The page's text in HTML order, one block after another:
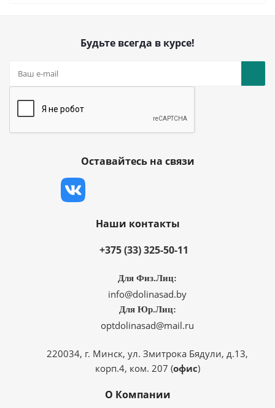
Будьте всегда в курсе!
Оставайтесь на связи
Наши контакты
+375 (33) 325-50-11
Для Физ.Лиц:
info@dolinasad.by
Для Юр.Лиц:
optdolinasad@mail.ru
220034, г. Минск, ул. Змитрока Бядули, д.13,
корп.4, ком. 207 (офис)
О Компании